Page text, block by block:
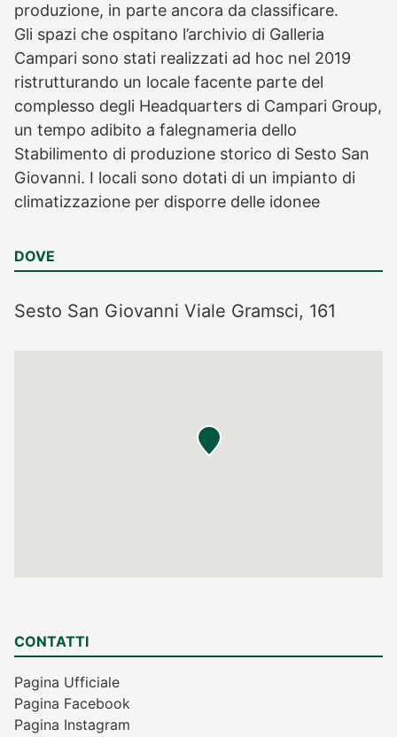
produzione, in parte ancora da classificare.
Gli spazi che ospitano l’archivio di Galleria
Campari sono stati realizzati ad hoc nel 2019
ristrutturando un locale facente parte del
complesso degli Headquarters di Campari Group,
un tempo adibito a falegnameria dello
Stabilimento di produzione storico di Sesto San
Giovanni. I locali sono dotati di un impianto di
climatizzazione per disporre delle idonee
DOVE
Sesto San Giovanni Viale Gramsci, 161
CONTATTI
Pagina Ufficiale
Pagina Facebook
Pagina Instagram